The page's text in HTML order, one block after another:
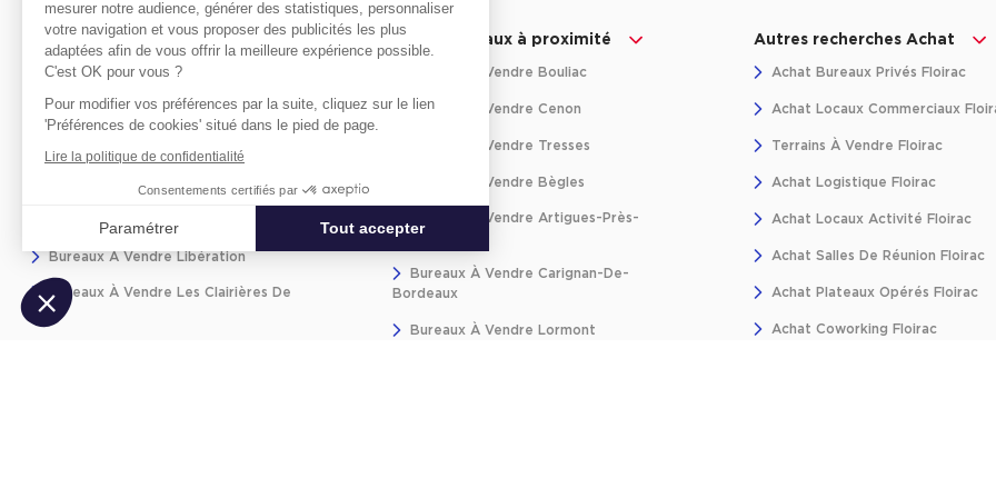
Achat bureaux par quartier
Bureaux À Vendre Dravemont
Bureaux À Vendre Saint-Leu - Verts
Coteaux - Plateaux
Bureaux À Vendre Les Etangs
Monte Christo
Bureaux À Vendre Libération
Bureaux À Vendre Les Clairières De
Flore
Achat bureaux à proximité
Bureaux À Vendre Bouliac
Bureaux À Vendre Cenon
Bureaux À Vendre Tresses
Bureaux À Vendre Bègles
Bureaux À Vendre Artigues-Près-
Bordeaux
Bureaux À Vendre Carignan-De-
Bordeaux
Bureaux À Vendre Lormont
Autres recherches Achat
Achat Bureaux Privés Floirac
Achat Locaux Commerciaux
Terrains À Vendre Floirac
Achat Logistique Floirac
Achat Locaux Activité Floirac
Achat Salles De Réunion Floirac
Achat Plateaux Opérés Floirac
Achat Coworking Floirac
mesurer notre audience, générer des statistiques, personnaliser
votre navigation et vous proposer des publicités les plus
adaptées afin de vous offrir la meilleure expérience possible.
C'est OK pour vous ?
Pour modifier vos préférences par la suite, cliquez sur le lien
'Préférences de cookies' situé dans le pied de page.
Lire la politique de confidentialité
Consentements certifiés par
Paramétrer
Tout accepter
Axeptio consent
Plateforme de Gestion du Consentement : Personnalisez vos Options
Notre plateforme vous permet d'adapter et de gérer vos paramètres de confidentialité, en garantissant la conformité avec les